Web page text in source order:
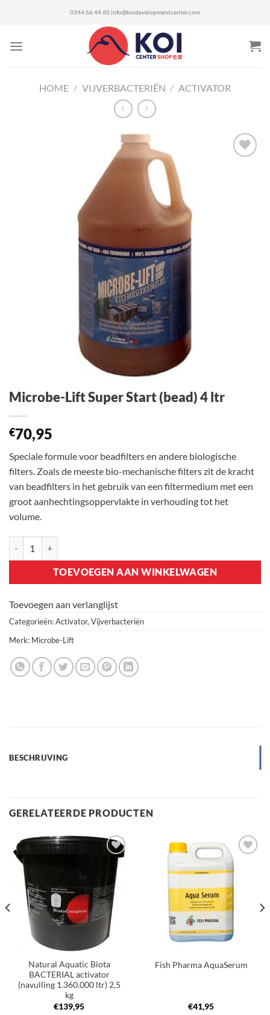
0344 66 44 60 info@koidevelopmentcenter.com
HOME / VIJVERBACTERIËN / ACTIVATOR
Microbe-Lift Super Start (bead) 4 ltr
€70,95
Speciale formule voor beadfilters en andere biologische
filters. Zoals de meeste bio-mechanische filters zit de kracht
van beadfilters in het gebruik van een filtermedium met een
groot aanhechtingsoppervlakte in verhouding tot het
volume.
TOEVOEGEN AAN WINKELWAGEN
Toevoegen aan verlanglijst
Categorieën:Activator, Vijverbacteriën
Merk: Microbe-Lift
BESCHRIJVING
GERELATEERDE PRODUCTEN
Toevoegen
verlanglijst
Natural Aquatic Biota
BACTERIAL activator
(navulling 1.360.000 ltr) 2,5
kg
€139,95
Toevoegen
aan
Fish Pharma AquaSerum
€41,95